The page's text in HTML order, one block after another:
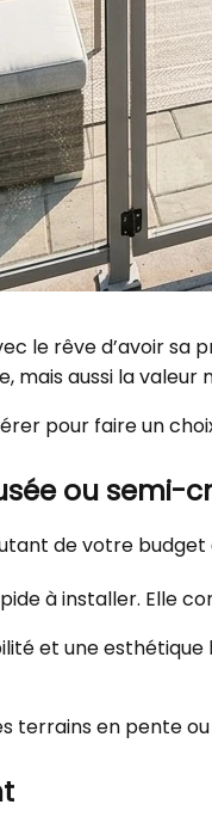
le rêve d’avoir
mais aussi la
pour faire un
ou semi-
de votre
à installer. Elle
et une
terrains en pente